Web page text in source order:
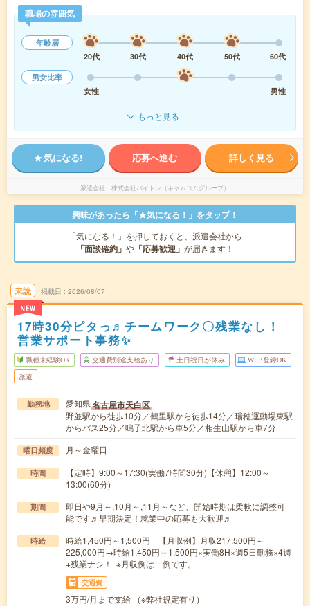
職場の雰囲気
年齢層
20代
30代 40代 50代
60代
男女比率
女性
男性
もっと見る
気になる! 応募へ進む 詳しく見る
派遣会社 株式会社バイトレ（キャムコムグループ）
興味があったら「★気になる！」をタップ！
「気になる！」を押しておくと、派遣会社から
「面談確約」 や 「応募歓迎」 が届きます！
未読
NEW
掲載日 2026/08/07
17時30分ピタっ♬チームワーク〇残業なし！
営業サポート事務✨
職種未経験OK 交通費別途支給あり 土日祝日が休み WEB登録OK
派遣
勤務地 愛知県名古屋市天白区
野並駅から徒歩10分／鶴里駅から徒歩14分／瑞穂運動場東駅
からバス25分／鳴子北駅から車5分／相生山駅から車7分
曜日頻度 月～金曜日
時間
【定時】9:00～17:30(実働7時間30分)【休憩】12:00～
13:00(60分)
期間
即日や9月～,10月～,11月～など、開始時期は柔軟に調整可
能です♬早期決定！就業中の応募も大歓迎♬
時給
時給1,450円～1,500円 【月収例】月収217,500円～
225,000円→時給1,450円～1,500円×実働8H×週5日勤務×4週
+残業ナシ！ ※月収例は一例です。
交通費
3万円/月まで支給 （※弊社規定有り）